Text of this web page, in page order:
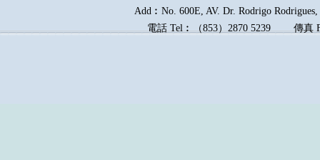
Add︰No. 600E, AV. Dr. Rodrigo
電話 Tel︰（853）2870 5239傳真